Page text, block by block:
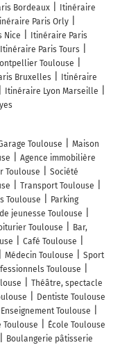
sur 2,1 kilomètres
sur 400 mètres
sur 290 mètres
Pont Guilheméry et
Camichel et
sur 290 mètres
Bordeaux
Itinéraire
Paris Orly
Nice
Itinéraire Paris
Itinéraire Paris Tours
Toulouse
Bruxelles
Itinéraire
Itinéraire Lyon Marseille
Toulouse
Maison
Agence immobilière
Toulouse
Société
Transport Toulouse
Toulouse
Parking
jeunesse Toulouse
Toulouse
Bar,
Café Toulouse
Médecin Toulouse
Sport
Toulouse
Théâtre, spectacle
Dentiste Toulouse
Enseignement Toulouse
Toulouse
École Toulouse
Boulangerie pâtisserie